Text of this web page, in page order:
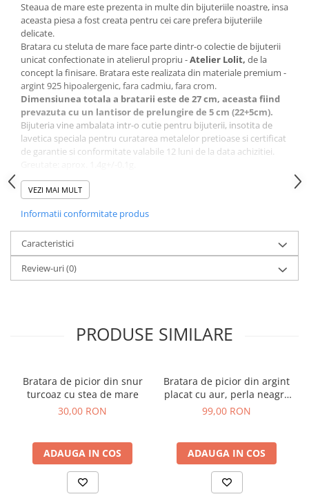
Steaua de mare este prezenta in multe din bijuteriile noastre, insa
aceasta piesa a fost creata pentru cei care prefera bijuteriile
delicate.
Bratara cu steluta de mare face parte dintr-o colectie de bijuterii
unicat confectionate in atelierul propriu -Atelier Lolit, de la
concept la finisare. Bratara este realizata din materiale premium -
argint 925 hipoalergenic, fara cadmiu, fara crom.
Dimensiunea totala a bratarii este de 27 cm, aceasta fiind
prevazuta cu un lantisor de prelungire de 5 cm (22+5cm).
Bijuteria vine ambalata intr-o cutie pentru bijuterii, insotita de
lavetica speciala pentru curatarea metalelor pretioase si certificat
de garantie si conformitate valabile 12 luni de la data achizitiei.
Instructiuni pentru pastrare:
Stim ca esti tentat sa o porti la mare, insa apa si lotiunile pot
placate. Feriti bijuteriile de contactul cu apa, clor, creme si lotiuni
sau substante chimice. Inainte de depozitare, lustruiti bijuteria cu
laveta speciala primita, apoi spalati gentil cu sapun lichid si uscati
o carpa moale. Pastrati bijuteria intr-o punguta cu inchidere
ferma (nu direct in cutia de bijuterii).
VEZI MAI MULT
Informatii conformitate produs
Caracteristici
Review-uri(0)
PRODUSE SIMILARE
Bratara de picior din snur
turcoaz cu stea de mare
30,00 RON
ADAUGA IN COS
Bratara de picior din argint
placat cu aur, perla neagra
de cultura, 22-27 cm
99,00 RON
ADAUGA IN COS